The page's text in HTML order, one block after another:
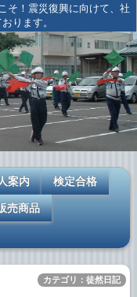
そ！震災復興に向けて、社
ります。
案内 検定合格
売商品
カテゴリ：徒然日記